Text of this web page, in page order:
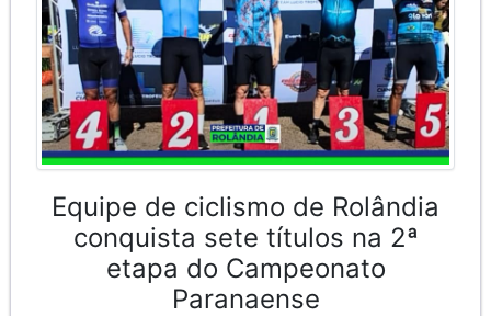
Equipe de ciclismo de Rolândia
conquista sete títulos na 2ª
etapa do Campeonato
Paranaense